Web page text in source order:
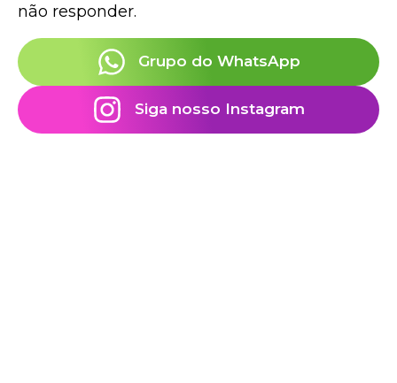
não responder.
Grupo do WhatsApp
Siga nosso Instagram